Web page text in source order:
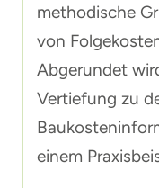
methodische
von
Abgerundet
Vertiefung zu
einem